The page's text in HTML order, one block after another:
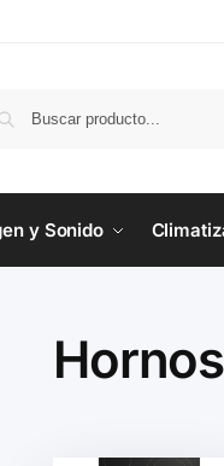
y Sonido
Hornos